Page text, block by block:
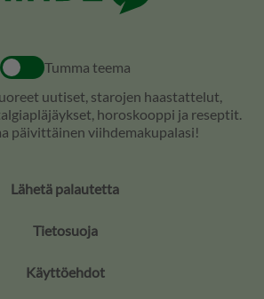
Tumma teema
uutiset, starojen haastattelut,
horoskooppi ja reseptit.
päivittäinen viihdemakupalasi!
Lähetä palautetta
Tietosuoja
Käyttöehdot